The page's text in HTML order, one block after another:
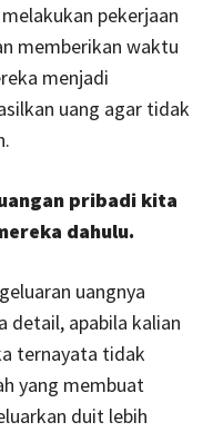
pekerjaan
memberikan waktu
menjadi
uang agar tidak
pribadi kita
dahulu.
uangnya
detail, apabila kalian
ternayata tidak
yang membuat
duit lebih